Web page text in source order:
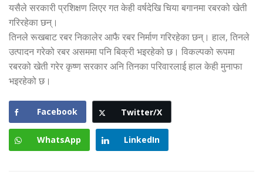
यसैले सरकारी प्रशिक्षण लिएर गत केही वर्षदेखि चिया बगानमा रबरको खेती
गरिरहेका छन्।
तिनले रूखबाट रबर निकालेर आफै रबर निर्माण गरिरहेका छन्। हाल, तिनले
उत्पादन गरेको रबर असममा पनि बिक्री भइरहेको छ। विकल्पको रूपमा
रबरको खेती गरेर कृष्ण सरकार अनि तिनका परिवारलाई हाल केही मुनाफा
भइरहेको छ।
Facebook Twitter/X
WhatsApp LinkedIn